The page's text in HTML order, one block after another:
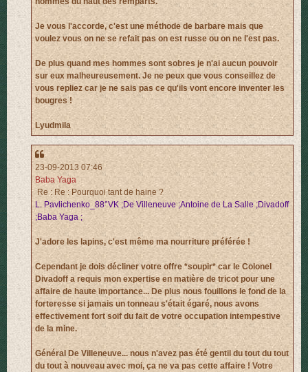
Je vous l'accorde, c'est une méthode de barbare mais que
voulez vous on ne se refait pas on est russe ou on ne l'est pas.
De plus quand mes hommes sont sobres je n'ai aucun pouvoir
sur eux malheureusement. Je ne peux que vous conseillez de
vous repliez car je ne sais pas ce qu'ils vont encore inventer les
bougres !
Lyudmila
23-09-2013 07:46
Baba Yaga
Re : Re : Pourquoi tant de haine ?
L. Pavlichenko_88°VK ;De Villeneuve ;Antoine de La Salle ;Divadoff
;Baba Yaga ;
J'adore les lapins, c'est même ma nourriture préférée !
Cependant je dois décliner votre offre *soupir* car le Colonel
Divadoff a requis mon expertise en matière de tricot pour une
affaire de haute importance... De plus nous fouillons le fond de la
forteresse si jamais un tonneau s'était égaré, nous avons
effectivement fort soif du fait de votre occupation intempestive
de la mine.
Général De Villeneuve... nous n'avez pas été gentil du tout du tout
du tout à nouveau avec moi, ça ne va pas cette affaire ! Votre